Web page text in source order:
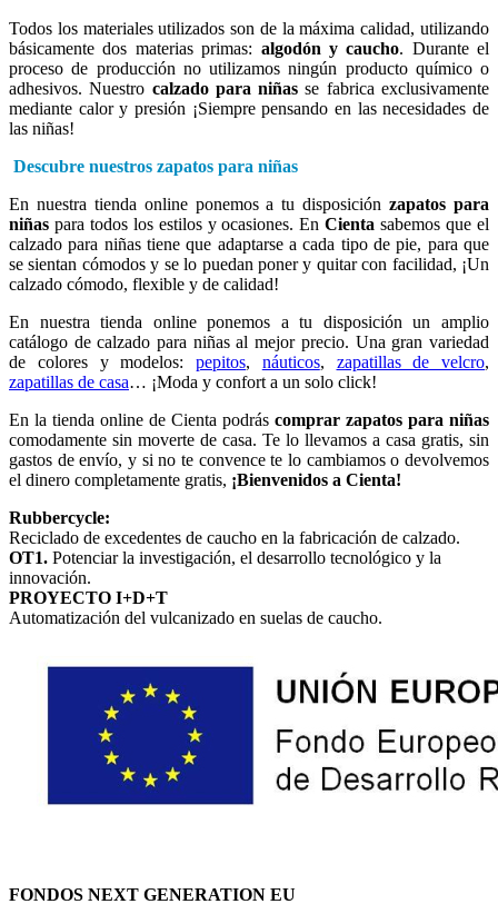
Todos los materiales utilizados son de la máxima calidad, utilizando
básicamente dos materias primas: algodón y caucho. Durante el
proceso de producción no utilizamos ningún producto químico o
adhesivos. Nuestro calzado para niñas se fabrica exclusivamente
mediante calor y presión ¡Siempre pensando en las necesidades de
las niñas!
Descubre nuestros zapatos para niñas
En nuestra tienda online ponemos a tu disposiciónzapatos para
niñas para todos los estilos y ocasiones. EnCienta sabemos que el
calzado para niñas tiene que adaptarse a cada tipo de pie, para que
se sientan cómodos y se lo puedan poner y quitar con facilidad, ¡Un
calzado cómodo, flexible y de calidad!
En nuestra tienda online ponemos a tu disposición un amplio
catálogo de calzado para niñas al mejor precio. Una gran variedad
de colores y modelos: pepitos, náuticos, zapatillas de velcro,
zapatillas de casa… ¡Moda y confort a un solo click!
En la tienda online de Cienta podrás comprar zapatos para niñas
comodamente sin moverte de casa. Te lo llevamos a casa gratis, sin
gastos de envío, y si no te convence te lo cambiamos o devolvemos
el dinero completamente gratis, ¡Bienvenidos a Cienta!
Rubbercycle:
Reciclado de excedentes de caucho en la fabricación de calzado.
OT1. Potenciar la investigación, el desarrollo tecnológico y la
innovación.
PROYECTO I+D+T
Automatización del vulcanizado en suelas de caucho.
FONDOS NEXT GENERATION EU